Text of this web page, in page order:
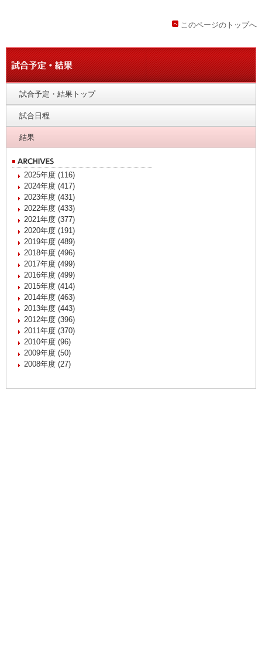
このページのトップへ
試合予定・結果トップ
試合日程
結果
2025年度 (116)
2024年度 (417)
2023年度 (431)
2022年度 (433)
2021年度 (377)
2020年度 (191)
2019年度 (489)
2018年度 (496)
2017年度 (499)
2016年度 (499)
2015年度 (414)
2014年度 (463)
2013年度 (443)
2012年度 (396)
2011年度 (370)
2010年度 (96)
2009年度 (50)
2008年度 (27)